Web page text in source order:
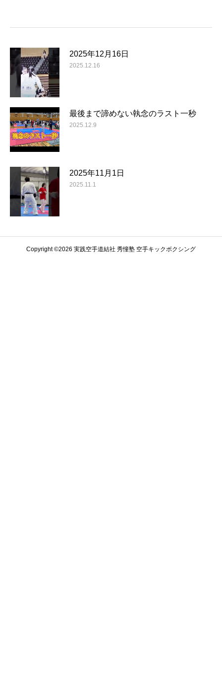
2025年12月16日
2025.12.16
最後まで諦めない執念のラスト一秒
2025.12.9
2025年11月1日
2025.11.1
Copyright ©️2026 実践空手道結社 秀憧塾 空手キックボクシング